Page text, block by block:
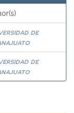
de
de